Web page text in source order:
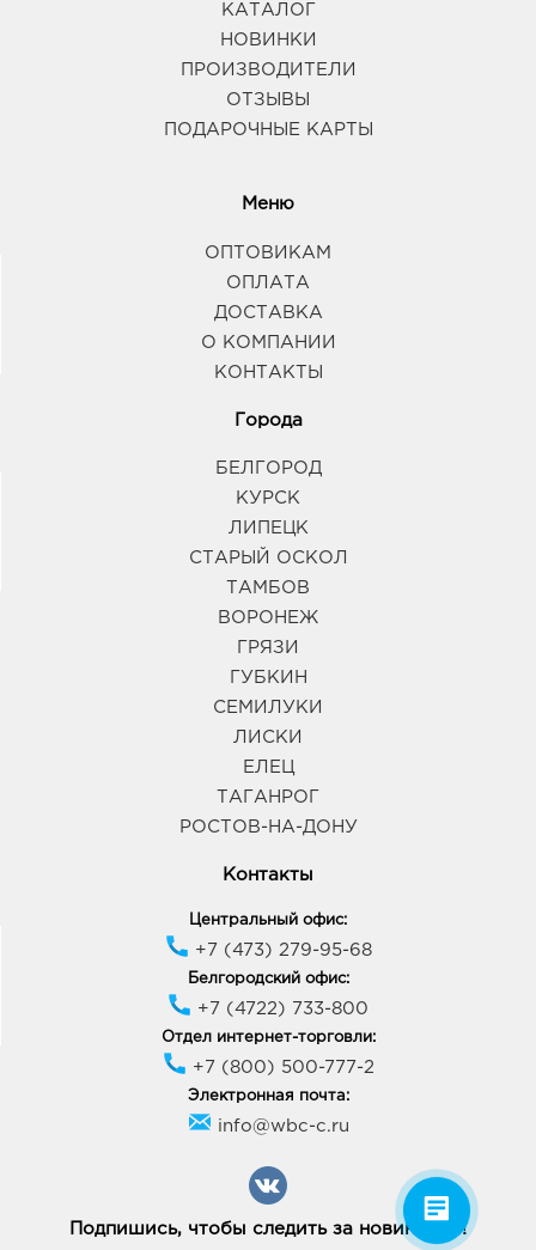
КАТАЛОГ
НОВИНКИ
ПРОИЗВОДИТЕЛИ
ОТЗЫВЫ
ПОДАРОЧНЫЕ КАРТЫ
Меню
ОПТОВИКАМ
ОПЛАТА
ДОСТАВКА
О КОМПАНИИ
КОНТАКТЫ
Города
БЕЛГОРОД
КУРСК
ЛИПЕЦК
СТАРЫЙ ОСКОЛ
ТАМБОВ
ВОРОНЕЖ
ГРЯЗИ
ГУБКИН
СЕМИЛУКИ
ЛИСКИ
ЕЛЕЦ
ТАГАНРОГ
РОСТОВ-НА-ДОНУ
Контакты
Центральный офис:
+7 (473) 279-95-68
Белгородский офис:
+7 (4722) 733-800
Отдел интернет-торговли:
+7 (800) 500-777-2
Электронная почта:
info@wbc-c.ru
Подпишись, чтобы следить за новинками!